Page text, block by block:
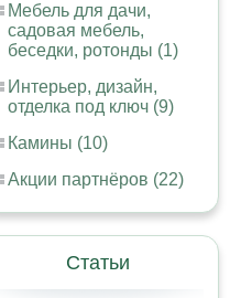
Мебель для дачи,
садовая мебель,
беседки, ротонды (1)
Интерьер, дизайн,
отделка под ключ (9)
Камины (10)
Акции партнёров (22)
Статьи